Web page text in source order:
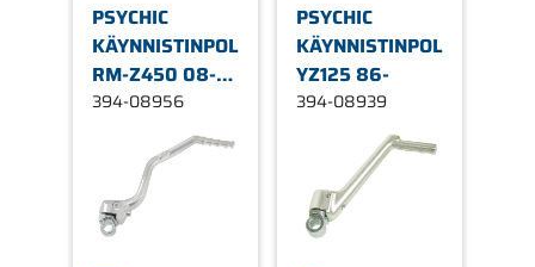
PSYCHIC
KÄYNNISTINPOLJIN
RM-Z450 08-
14,RMZ-4
394-08956
PSYCHIC
KÄYNNISTINPOLJIN
YZ125 86-
394-08939